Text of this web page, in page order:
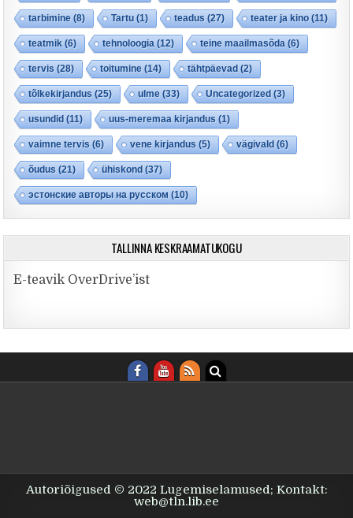
tarbimine (8) Tartu (1) teadus (27) teater ja kino (11)
teatmik (6) tehnoloogia (12) teine maailmasõda (6)
tervis (28) toitumine (14) tähtpäevad (2)
tõlkekirjandus (25) ulme (33) Uncategorized (3)
usundid (11) uus-meremaa kirjandus (1)
vaimne tervis (6) vene kirjandus (5) vägivald (6)
õudus (21) ühiskond (37)
эстонские авторы на русском (10)
TALLINNA KESKRAAMATUKOGU
E-teavik OverDrive’ist
Autoriõigused © 2022 Lugemiselamused; Kontakt:
web@tln.lib.ee